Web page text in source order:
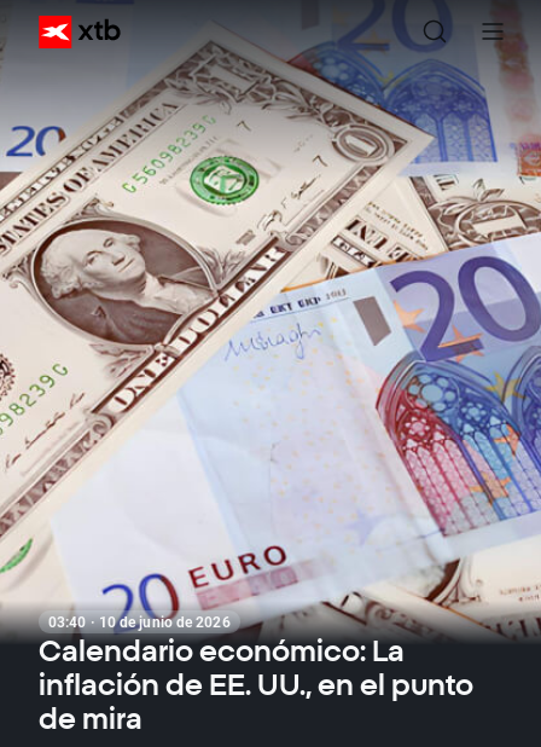
03:40 · 10 de junio de 2026
Calendario económico: La
inflación de EE. UU., en el punto
de mira